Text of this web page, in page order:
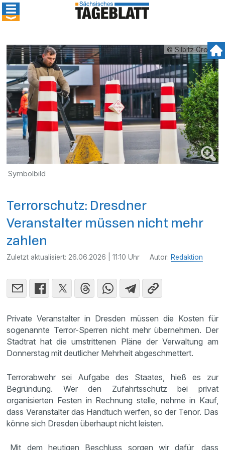
© Silbitz Group
Symbolbild
Terrorschutz: Dresdner
Veranstalter müssen nicht mehr
zahlen
Zuletzt aktualisiert: 26.06.2026 | 11:10 Uhr Autor: Redaktion
Private Veranstalter in Dresden müssen die Kosten für
sogenannte Terror-Sperren nicht mehr übernehmen. Der
Stadtrat hat die umstrittenen Pläne der Verwaltung am
Donnerstag mit deutlicher Mehrheit abgeschmettert.
Terrorabwehr sei Aufgabe des Staates, hieß es zur
Begründung. Wer den Zufahrtsschutz bei privat
organisierten Festen in Rechnung stelle, nehme in Kauf,
dass Veranstalter das Handtuch werfen, so der Tenor. Das
könne sich Dresden überhaupt nicht leisten.
„Mit dem heutigen Beschluss sorgen wir dafür, dass